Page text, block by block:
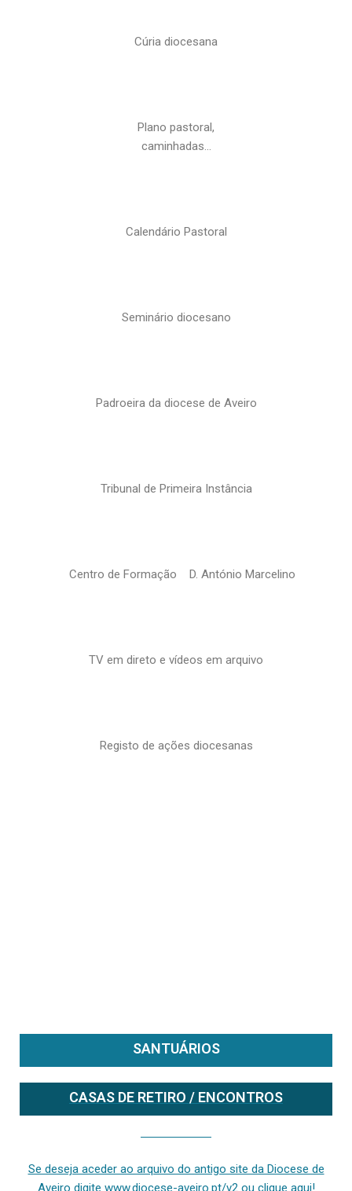
Cúria diocesana
Plano pastoral,
caminhadas…
Calendário Pastoral
Seminário diocesano
Padroeira da diocese de Aveiro
Tribunal de Primeira Instância
Centro de Formação D. António Marcelino
TV em direto e vídeos em arquivo
Registo de ações diocesanas
SANTUÁRIOS
CASAS DE RETIRO / ENCONTROS
Se deseja aceder ao arquivo do antigo site da Diocese de
Aveiro digite www.diocese-aveiro.pt/v2 ou clique aqui!